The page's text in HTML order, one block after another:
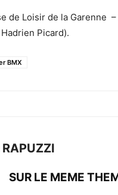
de Loisir de la Garenne
Picard).
BMX
SUR LE MEME